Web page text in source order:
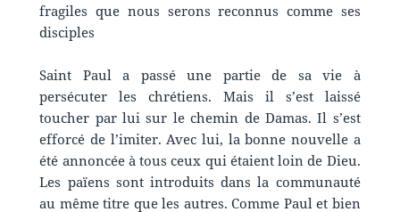
fragiles que nous serons reconnus comme ses
disciples
Saint Paul a passé une partie de sa vie à
persécuter les chrétiens. Mais il s’est laissé
toucher par lui sur le chemin de Damas. Il s’est
efforcé de l’imiter. Avec lui, la bonne nouvelle a
été annoncée à tous ceux qui étaient loin de Dieu.
Les païens sont introduits dans la communauté
au même titre que les autres. Comme Paul et bien